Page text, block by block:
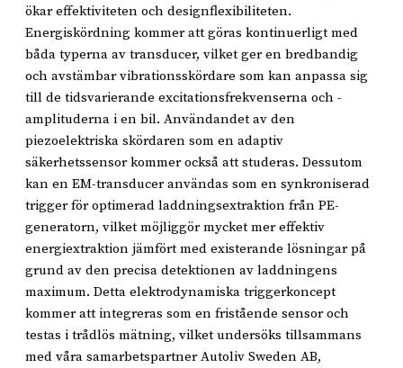
ökar effektiviteten och designflexibiliteten.
Energiskördning kommer att göras kontinuerligt med
båda typerna av transducer, vilket ger en bredbandig
och avstämbar vibrationsskördare som kan anpassa sig
till de tidsvarierande excitationsfrekvenserna och -
amplituderna i en bil. Användandet av den
piezoelektriska skördaren som en adaptiv
säkerhetssensor kommer också att studeras. Dessutom
kan en EM-transducer användas som en synkroniserad
trigger för optimerad laddningsextraktion från PE-
generatorn, vilket möjliggör mycket mer effektiv
energiextraktion jämfört med existerande lösningar på
grund av den precisa detektionen av laddningens
maximum. Detta elektrodynamiska triggerkoncept
kommer att integreras som en fristående sensor och
testas i trådlös mätning, vilket undersöks tillsammans
med våra samarbetspartner Autoliv Sweden AB,